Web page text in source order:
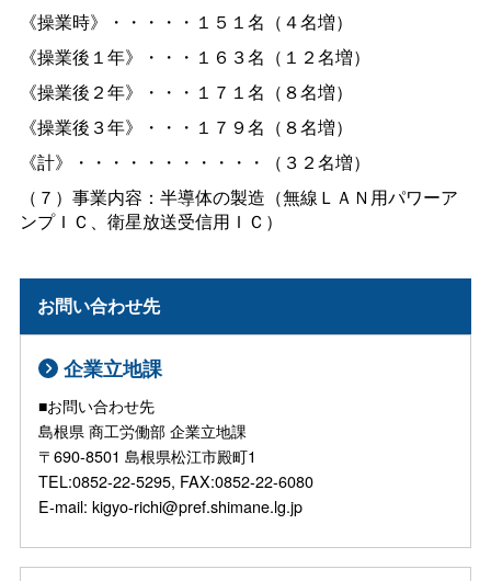
《操業時》・・・・・１５１名（４名増）
《操業後１年》・・・１６３名（１２名増）
《操業後２年》・・・１７１名（８名増）
《操業後３年》・・・１７９名（８名増）
《計》・・・・・・・・・・・（３２名増）
（７）事業内容：半導体の製造（無線ＬＡＮ用パワーア
ンプＩＣ、衛星放送受信用ＩＣ）
お問い合わせ先
企業立地課
■お問い合わせ先
島根県 商工労働部 企業立地課
〒690-8501 島根県松江市殿町1
TEL:0852-22-5295, FAX:0852-22-6080
E-mail: kigyo-richi@pref.shimane.lg.jp